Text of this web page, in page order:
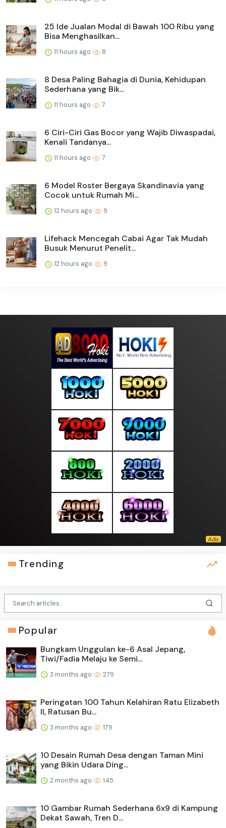
25 Ide Jualan Modal di Bawah 100 Ribu yang
Bisa Menghasilkan...
11 hours ago 8
8 Desa Paling Bahagia di Dunia, Kehidupan
Sederhana yang Bik...
11 hours ago 7
6 Ciri-Ciri Gas Bocor yang Wajib Diwaspadai,
Kenali Tandanya...
11 hours ago 7
6 Model Roster Bergaya Skandinavia yang
Cocok untuk Rumah Mi...
12 hours ago 9
Lifehack Mencegah Cabai Agar Tak Mudah
Busuk Menurut Penelit...
12 hours ago 9
Trending
Popular
Bungkam Unggulan ke-6 Asal Jepang,
Tiwi/Fadia Melaju ke Semi...
3 months ago 279
Peringatan 100 Tahun Kelahiran Ratu Elizabeth
II, Ratusan Bu...
3 months ago 179
10 Desain Rumah Desa dengan Taman Mini
yang Bikin Udara Ding...
2 months ago 145
10 Gambar Rumah Sederhana 6x9 di Kampung
Dekat Sawah, Tren D...